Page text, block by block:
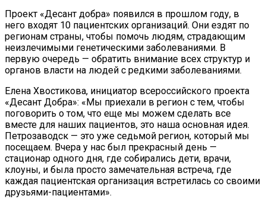
Проект «Десант добра» появился в прошлом году, в
него входят 10 пациентских организаций. Они ездят по
регионам страны, чтобы помочь людям, страдающим
неизлечимыми генетическими заболеваниями. В
первую очередь — обратить внимание всех структур и
органов власти на людей с редкими заболеваниями.
Елена Хвостикова, инициатор всероссийского проекта
«Десант Добра»: «Мы приехали в регион с тем, чтобы
поговорить о том, что еще мы можем сделать все
вместе для наших пациентов, это наша основная идея.
Петрозаводск — это уже седьмой регион, который мы
посещаем. Вчера у нас был прекрасный день —
стационар одного дня, где собирались дети, врачи,
клоуны, и была просто замечательная встреча, где
каждая пациентская организация встретилась со своими
друзьями-пациентами».